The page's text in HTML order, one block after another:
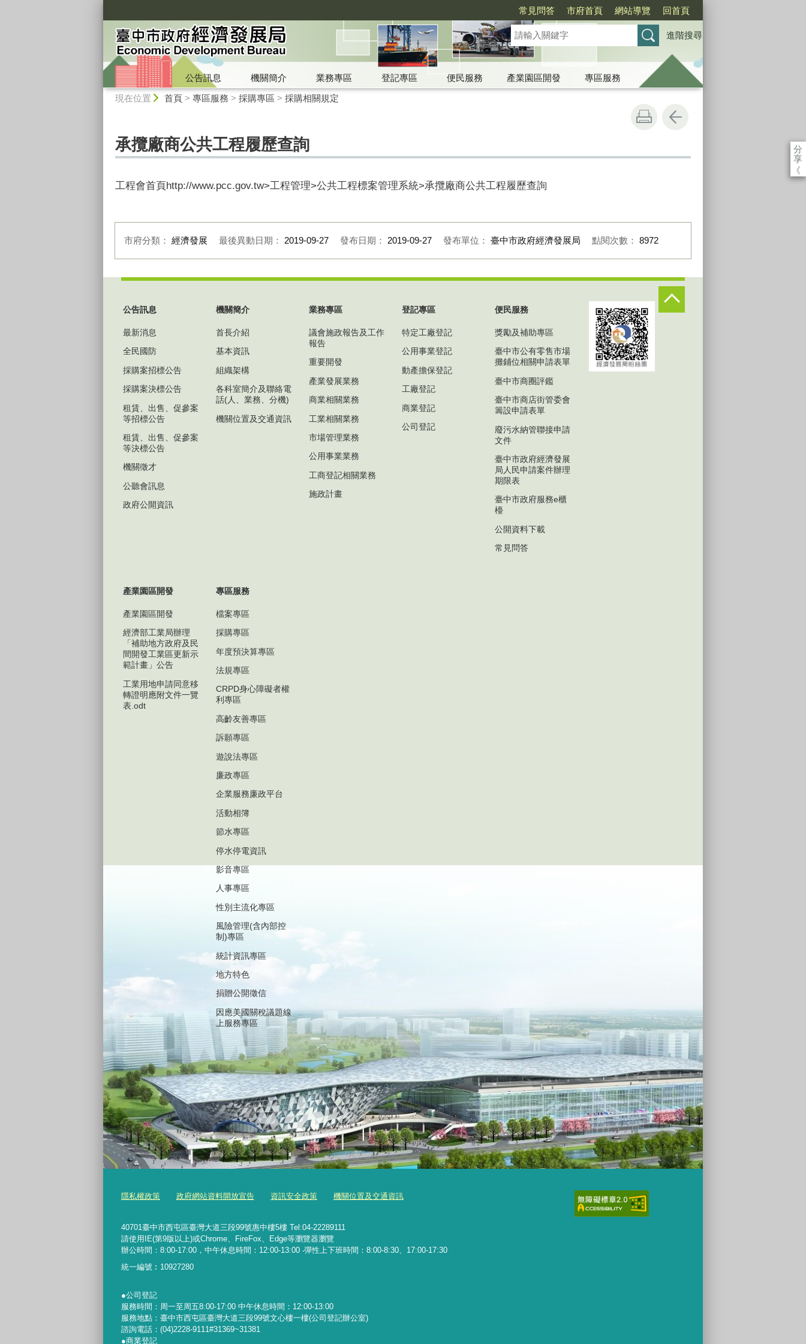
常見問答 市府首頁 網站導覽 回首頁
進階搜尋
公告訊息 機關簡介 業務專區 登記專區 便民服務 產業園區開發
專區服務
現在位置 首頁> 專區服務 > 採購專區 > 採購相關規定
分
享
《
承攬廠商公共工程履歷查詢
工程會首頁http://www.pcc.gov.tw>工程管理>公共工程標案管理系統>承攬廠商公共工程履歷查詢
市府分類： 經濟發展 最後異動日期： 2019-09-27 發布日期： 2019-09-27 發布單位： 臺中市政府經濟發展局 點閱次數： 8972
公告訊息
最新消息
全民國防
採購案招標公告
採購案決標公告
租賃、出售、促參案
等招標公告
租賃、出售、促參案
等決標公告
機關徵才
公聽會訊息
政府公開資訊
機關簡介
首長介紹
基本資訊
組織架構
各科室簡介及聯絡電
話(人、業務、分機)
機關位置及交通資訊
業務專區
議會施政報告及工作
報告
重要開發
產業發展業務
商業相關業務
工業相關業務
市場管理業務
公用事業業務
工商登記相關業務
施政計畫
登記專區
特定工廠登記
公用事業登記
動產擔保登記
工廠登記
商業登記
公司登記
便民服務
獎勵及補助專區
臺中市公有零售市場
攤鋪位相關申請表單
臺中市商圈評鑑
臺中市商店街管委會
籌設申請表單
廢污水納管聯接申請
文件
臺中市政府經濟發展
局人民申請案件辦理
期限表
臺中市政府服務e櫃
檯
公開資料下載
常見問答
產業園區開發
產業園區開發
經濟部工業局辦理
「補助地方政府及民
間開發工業區更新示
範計畫」公告
工業用地申請同意移
轉證明應附文件一覽
表.odt
專區服務
檔案專區
採購專區
年度預決算專區
法規專區
CRPD身心障礙者權
利專區
高齡友善專區
訴願專區
遊說法專區
廉政專區
企業服務廉政平台
活動相簿
節水專區
停水停電資訊
影音專區
人事專區
性別主流化專區
風險管理(含內部控
制)專區
統計資訊專區
地方特色
捐贈公開徵信
因應美國關稅議題線
上服務專區
隱私權政策 政府網站資料開放宣告 資訊安全政策 機關位置及交通資訊
40701臺中市西屯區臺灣大道三段99號惠中樓5樓 Tel:04-22289111
請使用IE(第9版以上)或Chrome、FireFox、Edge等瀏覽器瀏覽
辦公時間：8:00-17:00，中午休息時間：12:00-13:00 ‧彈性上下班時間：8:00-8:30、17:00-17:30
統一編號︰ 10927280
●公司登記
服務時間：周一至周五8:00-17:00 中午休息時間：12:00-13:00
服務地點：臺中市西屯區臺灣大道三段99號文心樓一樓(公司登記辦公室)
諮詢電話：(04)2228-9111#31369~31381
●商業登記